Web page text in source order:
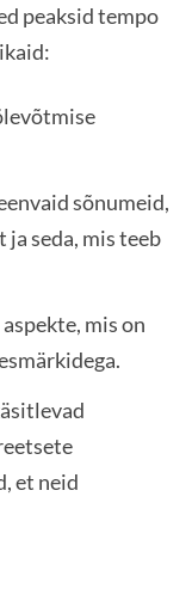
peaksid tempo
sõnumeid,
seda, mis teeb
mis on
et neid